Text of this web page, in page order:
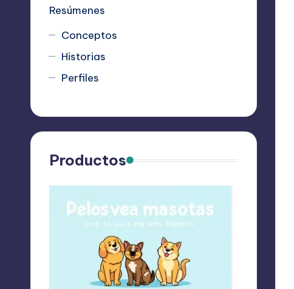
Resúmenes
Conceptos
Historias
Perfiles
Productos